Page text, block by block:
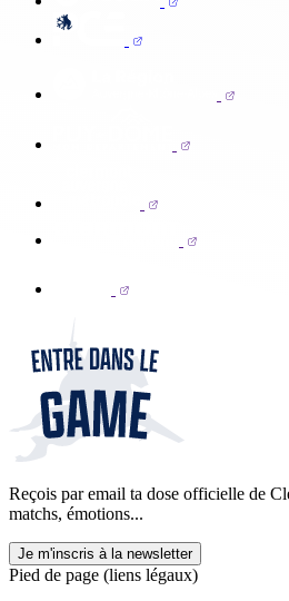
Reçois par email ta dose officielle de
matchs, émotions...
Je m'inscris à la newsletter
Pied de page (liens légaux)